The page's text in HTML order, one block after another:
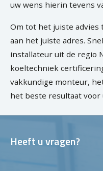
uw wens hierin tevens
Om tot het juiste advies
aan het juiste adres.
installateur uit de regio
koeltechniek
vakkundige monteur,
het beste resultaat voor
Heeft u vragen?